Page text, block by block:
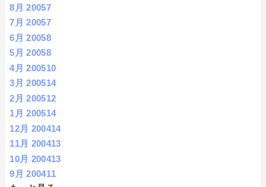
8月 20057
7月 20057
6月 20058
5月 20058
4月 200510
3月 200514
2月 200512
1月 200514
12月 200414
11月 200413
10月 200413
9月 200411